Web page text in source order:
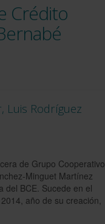
Crédito
Luis Rodríguez
de Grupo Cooperativo
Minguet Martínez
del BCE. Sucede en el
año de su creación,